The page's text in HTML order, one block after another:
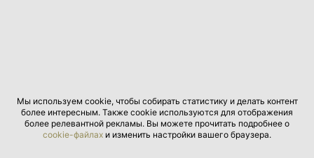
Мы используем cookie, чтобы собирать статистику и делать контент
более интересным. Также cookie используются для отображения
более релевантной рекламы. Вы можете прочитать подробнее о
cookie-файлах и изменить настройки вашего браузера.